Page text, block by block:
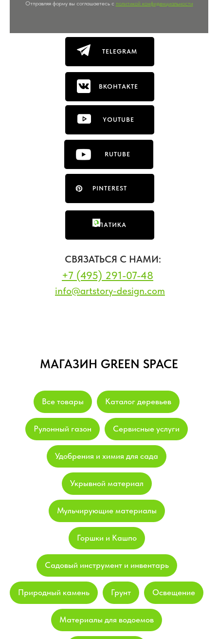
Отправляя форму вы соглашаетесь с политикой конфиденциальности
TELEGRAM
PINTEREST
ФЛАТИКА
YOUTUBE
ВКОНТАКТЕ
СВЯЗАТЬСЯ С НАМИ:
+7 (495) 291-07-48
info@artstory-design.com
RUTUBE
МАГАЗИН GREEN SPACE
Все товары Каталог деревьев
Рулонный газон Сервисные услуги
Удобрения и химия для сада
Укрывной материал
Мульчирующие материалы
Горшки и Кашпо
Садовый инструмент и инвентарь
Природный камень Грунт Освещение
Материалы для водоемов